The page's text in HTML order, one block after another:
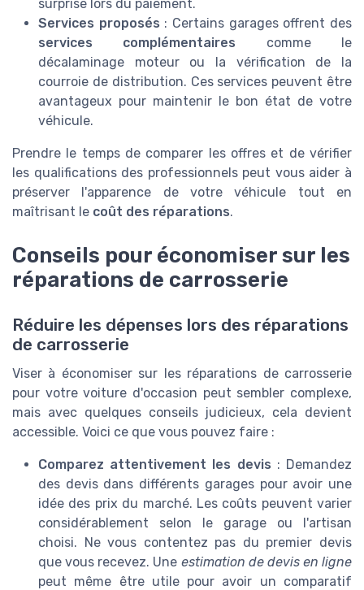
surprise lors du paiement.
Services proposés : Certains garages offrent des
services complémentaires comme le
décalaminage moteur ou la vérification de la
courroie de distribution. Ces services peuvent être
avantageux pour maintenir le bon état de votre
véhicule.
Prendre le temps de comparer les offres et de vérifier
les qualifications des professionnels peut vous aider à
préserver l'apparence de votre véhicule tout en
maîtrisant le coût des réparations.
Conseils pour économiser sur les
réparations de carrosserie
Réduire les dépenses lors des réparations
de carrosserie
Viser à économiser sur les réparations de carrosserie
pour votre voiture d'occasion peut sembler complexe,
mais avec quelques conseils judicieux, cela devient
accessible. Voici ce que vous pouvez faire :
Comparez attentivement les devis : Demandez
des devis dans différents garages pour avoir une
idée des prix du marché. Les coûts peuvent varier
considérablement selon le garage ou l'artisan
choisi. Ne vous contentez pas du premier devis
que vous recevez. Une estimation de devis en ligne
peut même être utile pour avoir un comparatif